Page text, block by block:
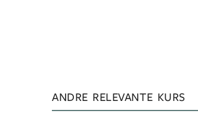
ANDRE RELEVANTE KURS